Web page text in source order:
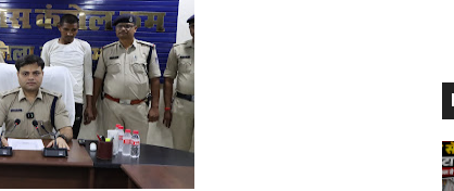
भारी, 12 घंटे में रंगनाथ पुलिस ने चोर पकड़ा
रही बहन मुख्यमंत्री के सामने करेगी आत्मदाह
व सद्भावना दिवस
वालों पर थाना माधवनगर पुलिस की कार्यवाही